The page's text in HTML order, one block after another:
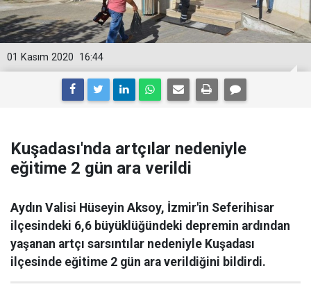
16:44
01 Kasım 2020
Kuşadası'nda artçılar nedeniyle
eğitime 2 gün ara verildi
Aydın Valisi Hüseyin Aksoy, İzmir'in Seferihisar
ilçesindeki 6,6 büyüklüğündeki depremin ardından
yaşanan artçı sarsıntılar nedeniyle Kuşadası
ilçesinde eğitime 2 gün ara verildiğini bildirdi.